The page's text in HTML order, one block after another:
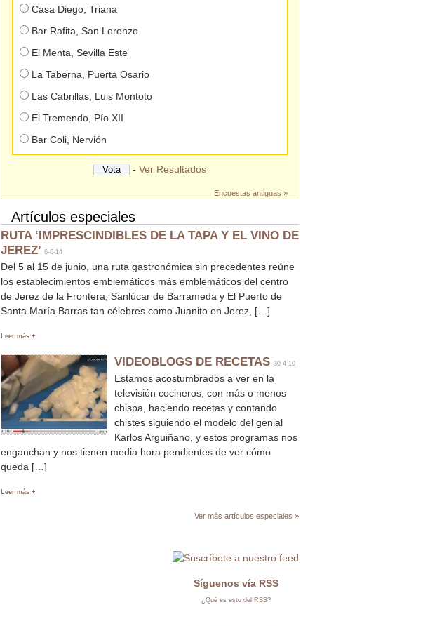
Casa Diego, Triana
Bar Rafita, San Lorenzo
El Menta, Sevilla Este
La Taberna, Puerta Osario
Las Cabrillas, Luis Montoto
El Tremendo, Pío XII
Bar Coli, Nervión
- Ver Resultados
Encuestas antiguas »
Artículos especiales
RUTA ‘IMPRESCINDIBLES DE LA TAPA Y EL VINO DE
JEREZ’ 6-6-14
Del 5 al 15 de junio, una ruta gastronómica sin precedentes reúne
los establecimientos emblemáticos más emblemáticos del centro
de Jerez de la Frontera, Sanlúcar de Barrameda y El Puerto de
Santa María Barras tan célebres como Juanito en Jerez, […]
Leer más +
VIDEOBLOGS DE RECETAS 30-4-10
Estamos acostumbrados a ver en la
televisión cocineros, con más o menos
chispa, haciendo recetas y contando
chistes siguiendo el modelo del genial
Karlos Arguiñano, y estos programas nos
enganchan y nos tienen media hora pendientes de ver cómo
queda […]
Leer más +
Ver más artículos especiales »
Síguenos vía RSS
¿Qué es esto del RSS?